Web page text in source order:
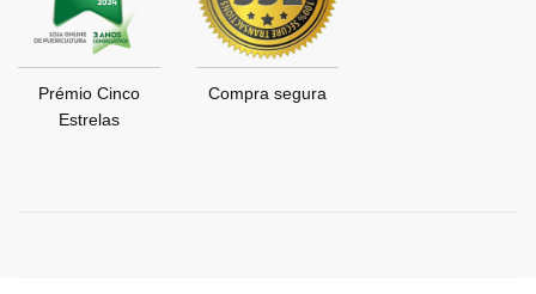
Prémio Cinco
Estrelas
Compra segura